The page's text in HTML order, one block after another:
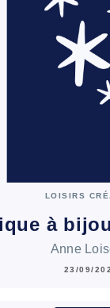
LOISIRS
à
Anne
23/09/